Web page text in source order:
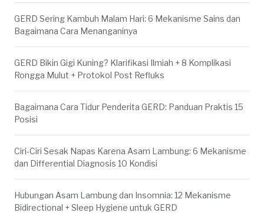
GERD Sering Kambuh Malam Hari: 6 Mekanisme Sains dan
Bagaimana Cara Menanganinya
GERD Bikin Gigi Kuning? Klarifikasi Ilmiah + 8 Komplikasi
Rongga Mulut + Protokol Post Refluks
Bagaimana Cara Tidur Penderita GERD: Panduan Praktis 15
Posisi
Ciri-Ciri Sesak Napas Karena Asam Lambung: 6 Mekanisme
dan Differential Diagnosis 10 Kondisi
Hubungan Asam Lambung dan Insomnia: 12 Mekanisme
Bidirectional + Sleep Hygiene untuk GERD